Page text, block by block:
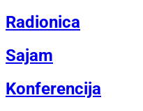
Radionica
Sajam
Konferencija